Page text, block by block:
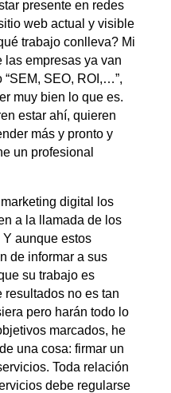
presente en redes
web actual y visible
trabajo conlleva? Mi
empresas ya van
SEO, ROI,…”,
muy bien lo que es.
estar ahí, quieren
más y pronto y
un profesional
digital los
a la llamada de los
aunque estos
de informar a sus
su trabajo es
resultados no es tan
pero harán todo lo
marcados, he
una cosa: firmar un
Toda relación
debe regularse